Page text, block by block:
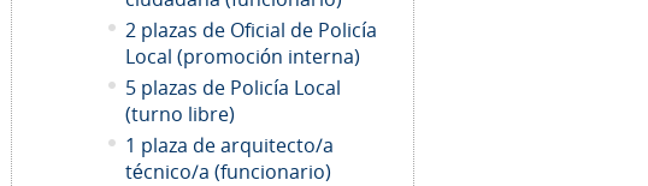
2 plazas de Oficial de Policía
Local (promoción interna)
5 plazas de Policía Local
(turno libre)
1 plaza de arquitecto/a
técnico/a (funcionario)